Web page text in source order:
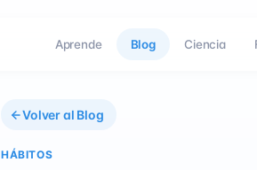
Aprende Blog Ciencia
Volver al Blog
HÁBITOS